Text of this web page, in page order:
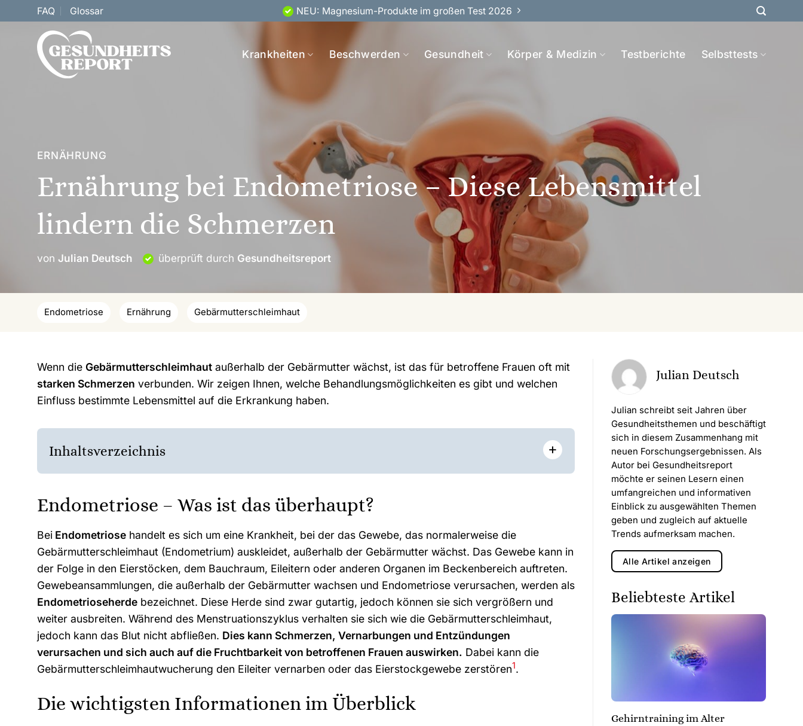
Inhalt
springen
FAQ Glossar NEU: Magnesium-Produkte im großen Test 2026
Krankheiten Beschwerden Gesundheit Körper & Medizin Testberichte Selbsttests
ERNÄHRUNG
Ernährung bei Endometriose – Diese Lebensmittel
lindern die Schmerzen
von Julian Deutsch überprüft durch Gesundheitsreport
Endometriose Ernährung Gebärmutterschleimhaut
Wenn die Gebärmutterschleimhaut außerhalb der Gebärmutter wächst, ist das für betroffene Frauen oft mit
starken Schmerzen verbunden. Wir zeigen Ihnen, welche Behandlungsmöglichkeiten es gibt und welchen
Einfluss bestimmte Lebensmittel auf die Erkrankung haben.
Inhaltsverzeichnis +
Endometriose – Was ist das überhaupt?
Bei Endometriose handelt es sich um eine Krankheit, bei der das Gewebe, das normalerweise die
Gebärmutterschleimhaut (Endometrium) auskleidet, außerhalb der Gebärmutter wächst. Das Gewebe kann in
der Folge in den Eierstöcken, dem Bauchraum, Eileitern oder anderen Organen im Beckenbereich auftreten.
Gewebeansammlungen, die außerhalb der Gebärmutter wachsen und Endometriose verursachen, werden als
Endometrioseherde bezeichnet. Diese Herde sind zwar gutartig, jedoch können sie sich vergrößern und
weiter ausbreiten. Während des Menstruationszyklus verhalten sie sich wie die Gebärmutterschleimhaut,
jedoch kann das Blut nicht abfließen. Dies kann Schmerzen, Vernarbungen und Entzündungen
verursachen und sich auch auf die Fruchtbarkeit von betroffenen Frauen auswirken. Dabei kann die
Gebärmutterschleimhautwucherung den Eileiter vernarben oder das Eierstockgewebe zerstören1.
Die wichtigsten Informationen im Überblick
Julian Deutsch
Julian schreibt seit Jahren über
Gesundheitsthemen und beschäftigt
sich in diesem Zusammenhang mit
neuen Forschungsergebnissen. Als
Autor bei Gesundheitsreport
möchte er seinen Lesern einen
umfangreichen und informativen
Einblick zu ausgewählten Themen
geben und zugleich auf aktuelle
Trends aufmerksam machen.
Alle Artikel anzeigen
Beliebteste Artikel
Gehirntraining im Alter